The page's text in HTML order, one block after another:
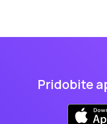
Pridobite